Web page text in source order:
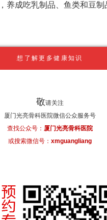
养成吃乳制品、鱼类和豆
想了解更多健康知识
敬请关注
厦门光亮骨科医院微信公众服务号
查找公众号： 厦门光亮骨科医院
或搜索微信号： xmguangliang